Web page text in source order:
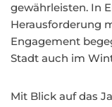
gewährleisten. In
Herausforderung
Engagement
Stadt auch im
Mit Blick auf das